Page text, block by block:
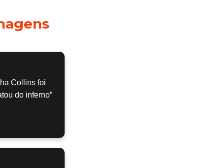
Collins foi
do inferno”